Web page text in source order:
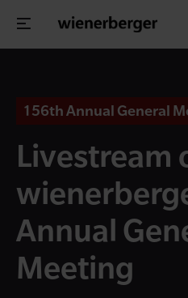
156th Annual General
Livestream
Annual
Meeting